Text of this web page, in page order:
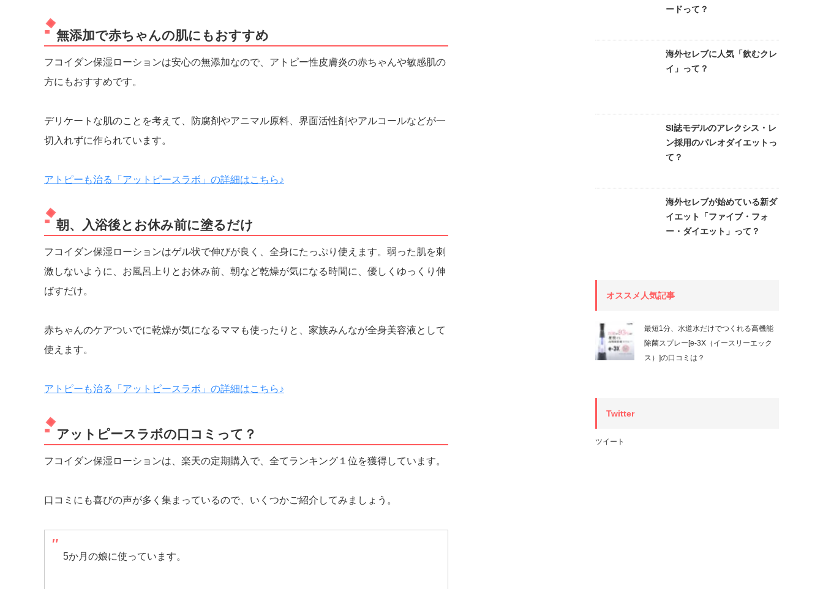
無添加で赤ちゃんの肌にもおすすめ
フコイダン保湿ローションは安心の無添加なので、アトピー性皮膚炎の赤ちゃんや敏感肌の
方にもおすすめです。
デリケートな肌のことを考えて、防腐剤やアニマル原料、界面活性剤やアルコールなどが一
切入れずに作られています。
アトピーも治る「アットピースラボ」の詳細はこちら♪
朝、入浴後とお休み前に塗るだけ
フコイダン保湿ローションはゲル状で伸びが良く、全身にたっぷり使えます。弱った肌を刺
激しないように、お風呂上りとお休み前、朝など乾燥が気になる時間に、優しくゆっくり伸
ばすだけ。
赤ちゃんのケアついでに乾燥が気になるママも使ったりと、家族みんなが全身美容液として
使えます。
アトピーも治る「アットピースラボ」の詳細はこちら♪
アットピースラボの口コミって？
フコイダン保湿ローションは、楽天の定期購入で、全てランキング１位を獲得しています。
口コミにも喜びの声が多く集まっているので、いくつかご紹介してみましょう。
5か月の娘に使っています。
ードって？
海外セレブに人気「飲むクレ
イ」って？
SI誌モデルのアレクシス・レ
ン採用のパレオダイエットっ
て？
海外セレブが始めている新ダ
イエット「ファイブ・フォ
ー・ダイエット」って？
オススメ人気記事
最短1分、水道水だけでつくれる高機能
除菌スプレー[e-3X（イースリーエック
ス）]の口コミは？
Twitter
ツイート